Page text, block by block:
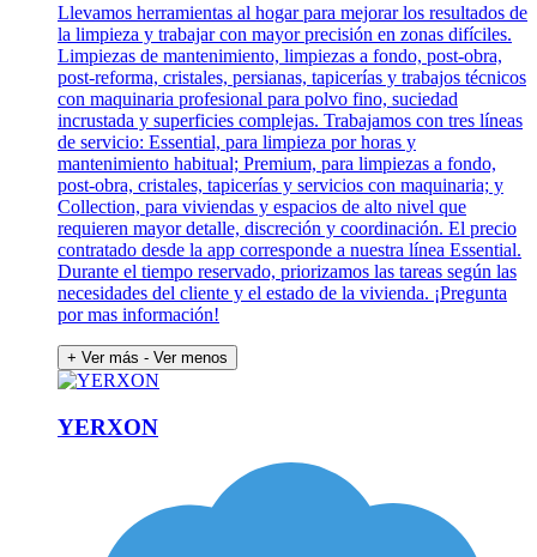
Llevamos herramientas al hogar para mejorar los resultados de
la limpieza y trabajar con mayor precisión en zonas difíciles.
Limpiezas de mantenimiento, limpiezas a fondo, post-obra,
post-reforma, cristales, persianas, tapicerías y trabajos técnicos
con maquinaria profesional para polvo fino, suciedad
incrustada y superficies complejas. Trabajamos con tres líneas
de servicio: Essential, para limpieza por horas y
mantenimiento habitual; Premium, para limpiezas a fondo,
post-obra, cristales, tapicerías y servicios con maquinaria; y
Collection, para viviendas y espacios de alto nivel que
requieren mayor detalle, discreción y coordinación. El precio
contratado desde la app corresponde a nuestra línea Essential.
Durante el tiempo reservado, priorizamos las tareas según las
necesidades del cliente y el estado de la vivienda. ¡Pregunta
por mas información!
+ Ver más - Ver menos
YERXON